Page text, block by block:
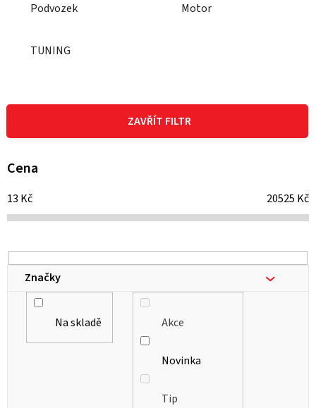
Podvozek Motor
TUNING
ZAVŘÍT FILTR
Cena
13 Kč 20525 Kč
Na skladě Akce
Novinka
Tip
Značky
V
p
i
p
r
o
d